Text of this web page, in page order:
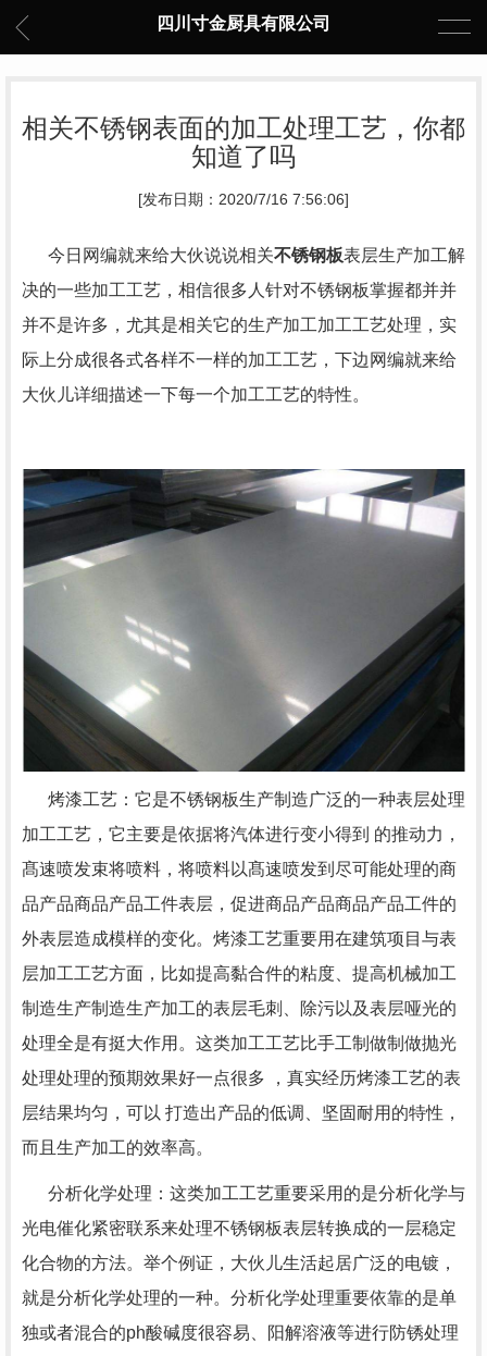
四川寸金厨具有限公司
相关不锈钢表面的加工处理工艺，你都
知道了吗
[发布日期：2020/7/16 7:56:06]
今日网编就来给大伙说说相关不锈钢板表层生产加工解
决的一些加工工艺，相信很多人针对不锈钢板掌握都并并
并不是许多，尤其是相关它的生产加工加工工艺处理，实
际上分成很各式各样不一样的加工工艺，下边网编就来给
大伙儿详细描述一下每一个加工工艺的特性。
烤漆工艺：它是不锈钢板生产制造广泛的一种表层处理
加工工艺，它主要是依据将汽体进行变小得到 的推动力，
髙速喷发束将喷料，将喷料以髙速喷发到尽可能处理的商
品产品商品产品工件表层，促进商品产品商品产品工件的
外表层造成模样的变化。烤漆工艺重要用在建筑项目与表
层加工工艺方面，比如提高黏合件的粘度、提高机械加工
制造生产制造生产加工的表层毛刺、除污以及表层哑光的
处理全是有挺大作用。这类加工工艺比手工制做制做抛光
处理处理的预期效果好一点很多 ，真实经历烤漆工艺的表
层结果均匀，可以 打造出产品的低调、坚固耐用的特性，
而且生产加工的效率高。
分析化学处理：这类加工工艺重要采用的是分析化学与
光电催化紧密联系来处理不锈钢板表层转换成的一层稳定
化合物的方法。举个例证，大伙儿生活起居广泛的电镀，
就是分析化学处理的一种。分析化学处理重要依靠的是单
独或者混合的ph酸碱度很容易、阳解溶液等进行防锈处理